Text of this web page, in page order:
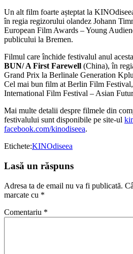
Un alt film foarte așteptat la
în regia regizorului olandez Johann
European Film Awards – Young
publicului la Bremen.
Filmul care închide festivalul anul
BUN/ A First Farewell (China), în
Grand Prix la Berlinale Generation
Cel mai bun film at Berlin Film
International Film Festival – Asian
Mai multe detalii despre filmele din
festivalului sunt disponibile pe site-ul
facebook.com/kinodiseea.
Etichete:KINOdiseea
Lasă un răspuns
Adresa ta de email nu va fi publicată.
marcate cu *
Comentariu *